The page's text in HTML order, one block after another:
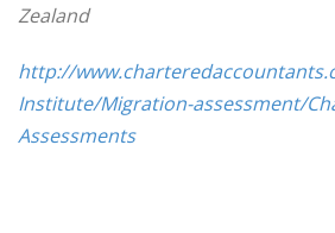
Zealand
http://
Institute/Migration-assessment/
Assessments